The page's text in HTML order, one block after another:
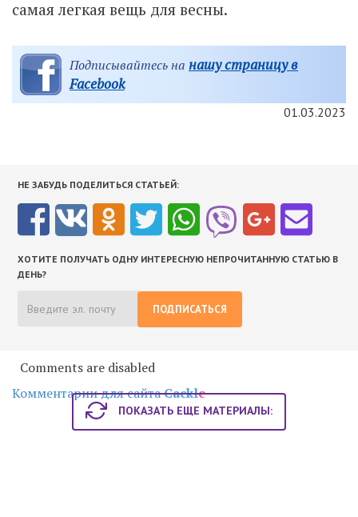
самая легкая вещь для весны.
Подписывайтесь на нашу страницу в
Facebook
01.03.2023
НЕ ЗАБУДЬ ПОДЕЛИТЬСЯ СТАТЬЕЙ:
ХОТИТЕ ПОЛУЧАТЬ ОДНУ ИНТЕРЕСНУЮ НЕПРОЧИТАННУЮ СТАТЬЮ В
ДЕНЬ?
ПОДПИСАТЬСЯ
Comments are disabled
Комментарии для сайтаCackle
ПОКАЗАТЬ ЕЩЕ МАТЕРИАЛЫ: